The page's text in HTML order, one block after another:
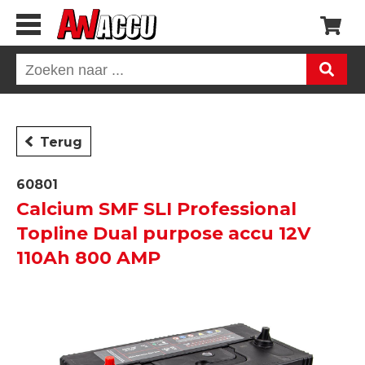
Terug
60801
Calcium SMF SLI Professional
Topline Dual purpose accu 12V
110Ah 800 AMP